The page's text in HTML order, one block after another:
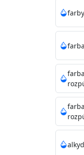
Odtieň
Pred
4hod/